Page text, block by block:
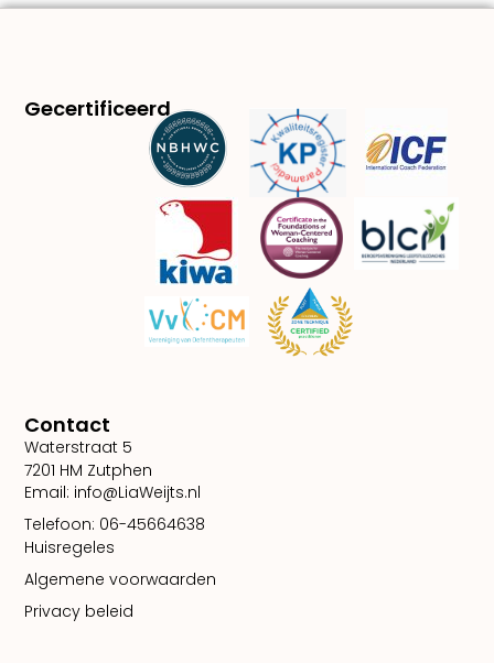
Gecertificeerd
Contact
Waterstraat 5
7201 HM Zutphen
Email: info@LiaWeijts.nl
Telefoon: 06-45664638
Huisregeles
Algemene voorwaarden
Privacy beleid